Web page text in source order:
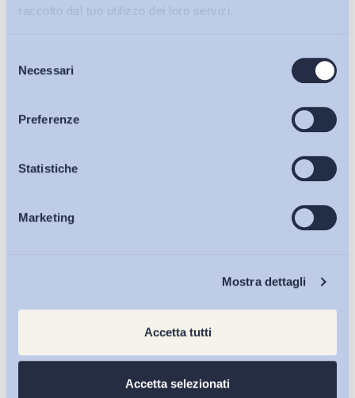
raccolto dal tuo utilizzo dei loro servizi.
delNecessari
Preferenze
Statistiche
Marketing
Mostra dettagli
Accetta tutti
Accetta selezionati
Bollettini ADAPT
Articoli
Osservatori
Eventi